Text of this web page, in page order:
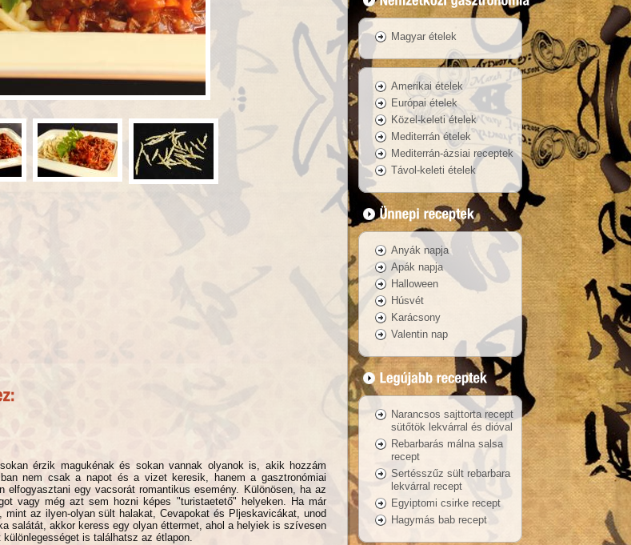
érzik magukénak és sokan vannak olyanok is, akik hozzám
nem csak a napot és a vizet keresik, hanem a gasztronómiai
elfogyasztani egy vacsorát romantikus esemény. Különösen, ha az
vagy még azt sem hozni képes "turistaetető" helyeken. Ha már
mint az ilyen-olyan sült halakat, Cevapokat és Pljeskavicákat, unod
salátát, akkor keress egy olyan éttermet, ahol a helyiek is szívesen
is találhatsz az étlapon.
Magyar ételek
Amerikai ételek
Európai ételek
Közel-keleti ételek
Mediterrán ételek
Mediterrán-ázsiai receptek
Távol-keleti ételek
Anyák napja
Apák napja
Halloween
Húsvét
Karácsony
Valentin nap
Narancsos sajttorta recept
sütőtök lekvárral és dióval
Rebarbarás málna salsa
recept
Sertésszűz sült rebarbara
lekvárral recept
Egyiptomi csirke recept
Hagymás bab recept